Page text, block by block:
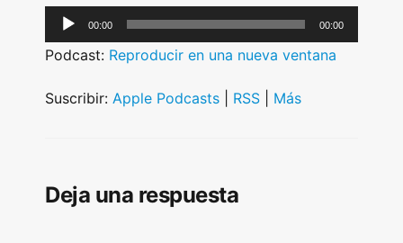
u
i
a
00:00 00:00
Podcast: Reproducir en una nueva ventana
Suscribir: Apple Podcasts RSS Más
Deja una respuesta